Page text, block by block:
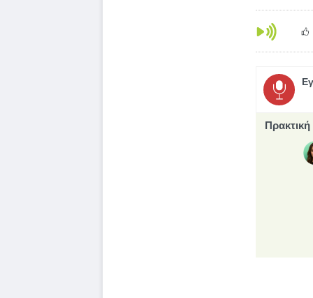
Πρακτική